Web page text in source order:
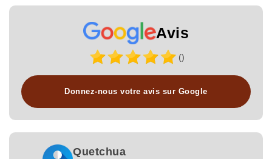
Avis
()
Donnez-nous votre avis sur Google
Quetchua